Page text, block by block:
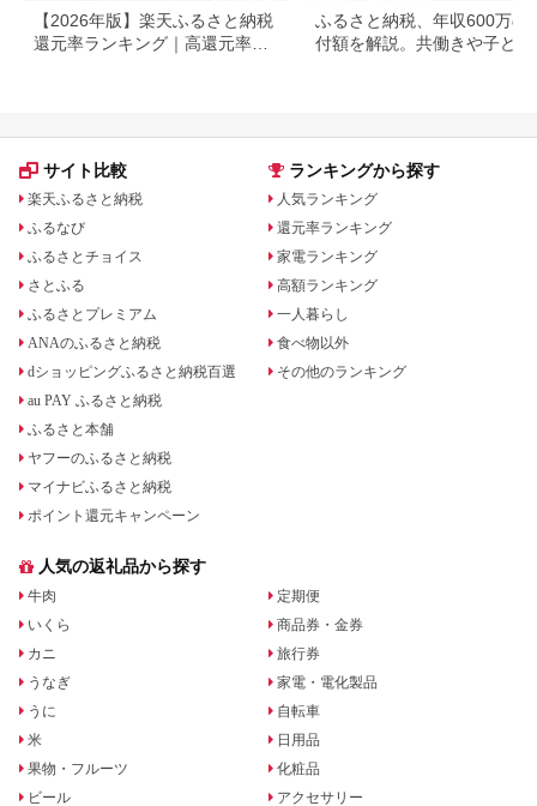
【2026年版】楽天ふるさと納税
還元率ランキング｜高還元率返
ふるさと納税、年収600万の
付額を解説。共働きや子ども
サイト比較
楽天ふるさと納税
ふるなび
ふるさとチョイス
さとふる
ふるさとプレミアム
ANAのふるさと納税
dショッピングふるさと納税百選
au PAY ふるさと納税
ふるさと本舗
ヤフーのふるさと納税
マイナビふるさと納税
ポイント還元キャンペーン
ランキングから探す
人気ランキング
還元率ランキング
家電ランキング
高額ランキング
一人暮らし
食べ物以外
その他のランキング
人気の返礼品から探す
牛肉
いくら
カニ
うなぎ
うに
米
果物・フルーツ
ビール
定期便
商品券・金券
旅行券
家電・電化製品
自転車
日用品
化粧品
アクセサリー